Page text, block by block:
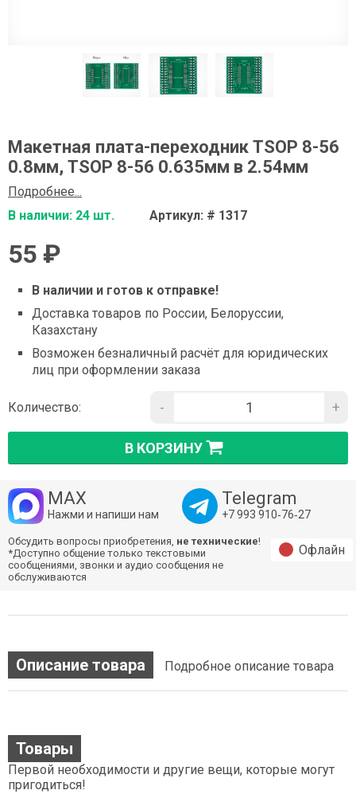
Макетная плата-переходник TSOP 8-56
0.8мм, TSOP 8-56 0.635мм в 2.54мм
Подробнее...
В наличии: 24 шт.
Артикул: # 1317
55 ₽
В наличии и готов к отправке!
Доставка товаров по России, Белоруссии,
Казахстану
Возможен безналичный расчёт для юридических
лиц при оформлении заказа
Количество: - +
В КОРЗИНУ
MAX
Нажми и напиши нам
Telegram
+7 993 910‑76‑27
Обсудить вопросы приобретения, не технические!
*Доступно общение только текстовыми
сообщениями, звонки и аудио сообщения не
обслуживаются
Офлайн
Описание товара Подробное описание товара
Товары
Первой необходимости и другие вещи, которые могут
пригодиться!